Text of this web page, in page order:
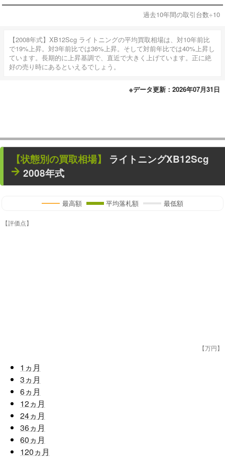
過去10年間の取引台数÷10
【2008年式】XB12Scg ライトニングの平均買取相場は、対10年前比
で19%上昇。対3年前比では36%上昇。そして対前年比では40%上昇し
ています。長期的に上昇基調で、直近で大きく上げています。正に絶
好の売り時にあるといえるでしょう。
※データ更新：2026年07月31日
【状態別の買取相場】
ライトニングXB12Scg
2008年式
最高額 平均落札額 最低額
【評価点】
【万円】
1 ヵ月
3ヵ月
6ヵ月
12ヵ月
24ヵ月
36ヵ月
60ヵ月
120ヵ月